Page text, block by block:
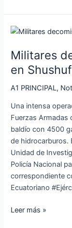
Militares
en
A1 PRINCIPAL,
Una intensa
Fuerzas Armadas
baldío con 4500
de hidrocarburos.
Unidad de
Policía Nacional
correspondiente
Ecuatoriano
Militares
combustible
en
Shushufindi
Leer más »